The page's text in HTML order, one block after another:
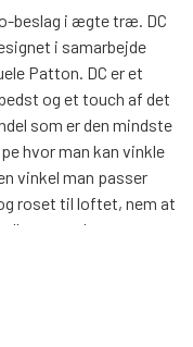
I VORES
beslag i ægte træ. DC
i samarbejde
Patton. DC er et
og et touch af det
som er den mindste
hvor man kan vinkle
vinkel man passer
roset til loftet, nem at
metal og træ, qua
aluminiums skruer på
rig mulighed for at
watt. DC serien